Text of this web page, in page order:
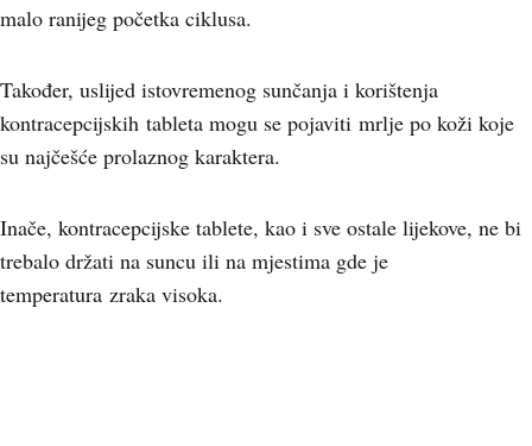
malo ranijeg početka ciklusa.
Također, uslijed istovremenog sunčanja i korištenja
kontracepcijskih tableta mogu se pojaviti mrlje po koži koje
su najčešće prolaznog karaktera.
Inače, kontracepcijske tablete, kao i sve ostale lijekove, ne bi
trebalo držati na suncu ili na mjestima gde je
temperatura zraka visoka.